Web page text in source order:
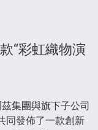
“彩虹織物演
集團與旗下子公司
同發佈了一款創新